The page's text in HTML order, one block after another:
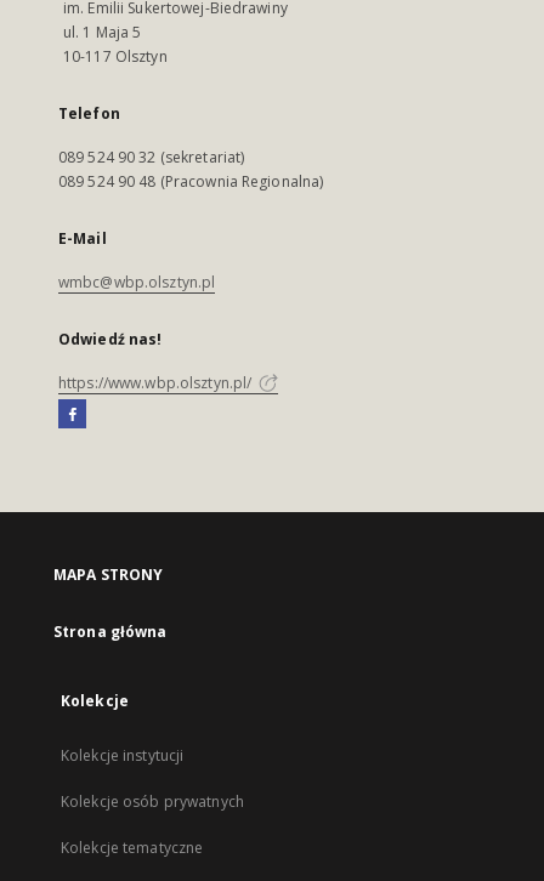
im. Emilii Sukertowej-Biedrawiny
ul. 1 Maja 5
10-117 Olsztyn
Telefon
089 524 90 32 (sekretariat)
089 524 90 48 (Pracownia Regionalna)
E-Mail
wmbc@wbp.olsztyn.pl
Odwiedź nas!
https://www.wbp.olsztyn.pl/
MAPA STRONY
Strona główna
Kolekcje
Kolekcje instytucji
Kolekcje osób prywatnych
Kolekcje tematyczne